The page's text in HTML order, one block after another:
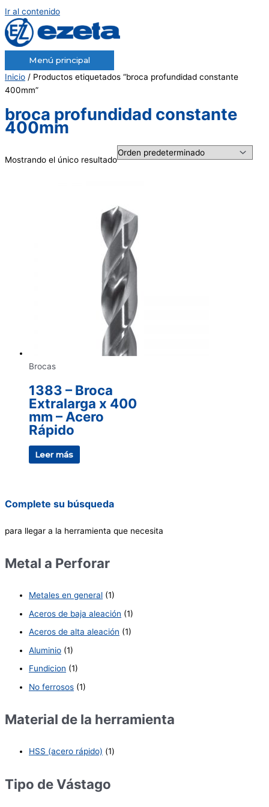
Ir al contenido
Menú principal
Inicio / Productos etiquetados “broca profundidad constante
400mm”
broca profundidad constante
400mm
Mostrando el único resultado
Brocas
1383 – Broca
Extralarga x 400
mm – Acero
Rápido
Leer más
Complete su búsqueda
para llegar a la herramienta que necesita
Metal a Perforar
Metales en general (1)
Aceros de baja aleación (1)
Aceros de alta aleación (1)
Aluminio (1)
Fundicion (1)
No ferrosos (1)
Material de la herramienta
HSS (acero rápido) (1)
Tipo de Vástago